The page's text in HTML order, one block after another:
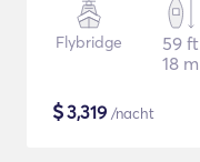
Flybridge
59 ft
18 m
$3,319 /nacht